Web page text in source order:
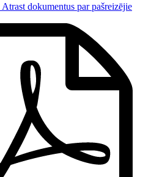
Atrast dokumentus parpašreizējie